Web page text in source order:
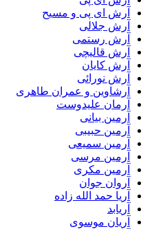
آرش ای پی و مسیح
آرش جلالی
آرش رستمی
آرش قالیچی
آرش کایان
آرش نورائی
آرشاوین و عمران طاهری
آرمان علیدوست
آرمین بیانی
آرمین حبیبی
آرمین سمیعی
آرمین مرسی
آرمین مکری
آروان جوان
آریا حمد الله زاده
آریابد
آریان موسوی